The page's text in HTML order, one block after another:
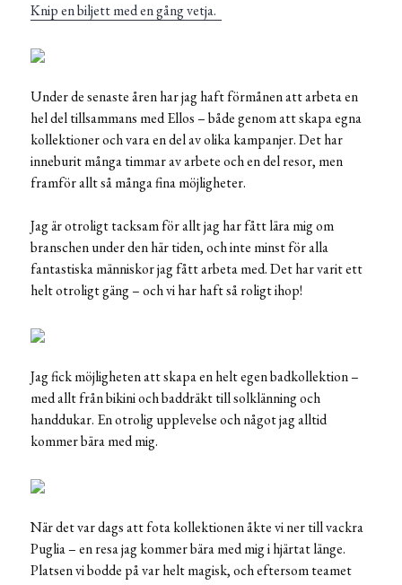
Knip en biljett med en gång vetja.
Under de senaste åren har jag haft förmånen att arbeta en
hel del tillsammans med Ellos – både genom att skapa egna
kollektioner och vara en del av olika kampanjer. Det har
inneburit många timmar av arbete och en del resor, men
framför allt så många fina möjligheter.
Jag är otroligt tacksam för allt jag har fått lära mig om
branschen under den här tiden, och inte minst för alla
fantastiska människor jag fått arbeta med. Det har varit ett
helt otroligt gäng – och vi har haft så roligt ihop!
Jag fick möjligheten att skapa en helt egen badkollektion –
med allt från bikini och baddräkt till solklänning och
handdukar. En otrolig upplevelse och något jag alltid
kommer bära med mig.
När det var dags att fota kollektionen åkte vi ner till vackra
Puglia – en resa jag kommer bära med mig i hjärtat länge.
Platsen vi bodde på var helt magisk, och eftersom teamet